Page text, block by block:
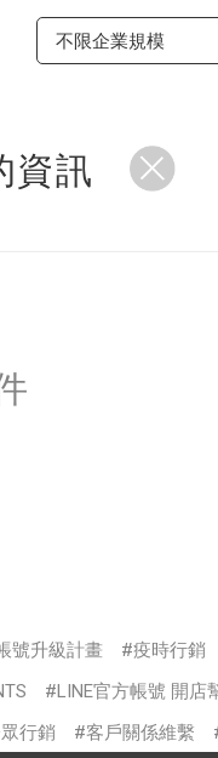
不限企業規模
資訊
號升級計畫 疫時行銷
LINE官方帳號 開店
行銷 客戶關係維繫